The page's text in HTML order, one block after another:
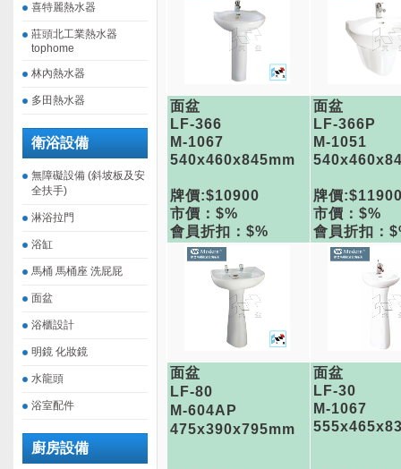
喜特麗熱水器
莊頭北工業熱水器
tophome
林內熱水器
多田熱水器
衛浴設備
無障礙設備 (斜坡板及安
全扶手)
淋浴拉門
浴缸
馬桶 馬桶座 洗屁屁
面盆
浴櫃設計
明鏡 化妝鏡
水龍頭
浴室配件
廚房設備
面盆
LF-366
M-1067
540x460x845mm
牌價:$10900
市價：$%
會員折扣：$%
面盆
LF-366P
M-1051
牌價
市價：$%
會員折扣：
面盆
LF-80
M-604AP
475x390x795mm
面盆
LF-30
M-1067